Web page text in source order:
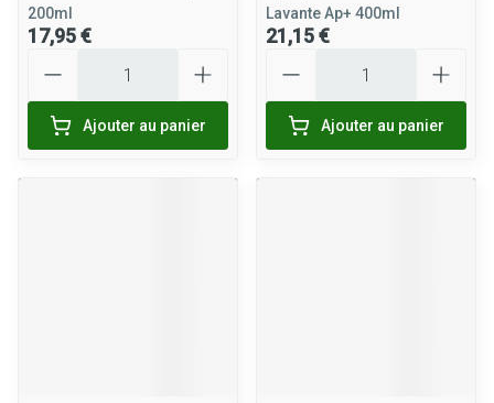
200ml
17,95 €
Ajouter au panier
Lavante Ap+ 400ml
21,15 €
Ajouter au panier